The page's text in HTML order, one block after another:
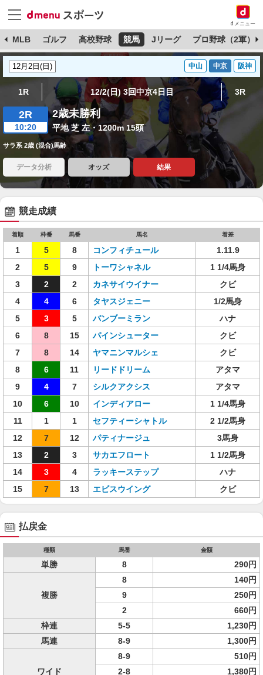
dメニュー
MLB ゴルフ 高校野球 競馬 Jリーグ プロ野球（2軍）
中山 中京 阪神
1R 12/2(日) 3回中京4日目 3R
2R
10:20
2歳未勝利
平地 芝 左・1200m 15頭
サラ系 2歳 (混合)馬齢
データ分析 オッズ 結果
競走成績
着順 枠番 馬番 馬名 着差
1 5 8 コンフィチュール
1.11.9
2
5 9 トーワシャネル
1 1/4馬身
3
2 2 カネサイウイナー
クビ
4
4 6 タヤスジェニー
1/2馬身
5
3 5 バンブーミラン
ハナ
6
8 15 パインシューター
クビ
7
8 14 ヤマニンマルシェ
クビ
8
6 11 リードドリーム
アタマ
9
4 7 シルクアクシス
アタマ
10
6 10 インディアロー
1 1/4馬身
11
1 1 セフティーシャトル
2 1/2馬身
12
7 12 パティナージュ
3馬身
13
2 3 サカエフロート
1 1/2馬身
14
3 4 ラッキーステップ
ハナ
15
7 13 エビスウイング クビ
払戻金
種類 馬番 金額
単勝 8 290円
複勝
8
140円
9
250円
2
660円
枠連
5-5
1,230円
馬連
8-9 1,300円
ワイド
8-9
510円
2-8
1,380円